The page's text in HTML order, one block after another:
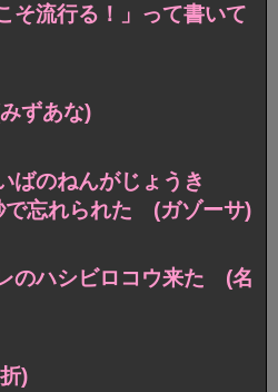
そ流行る！」って書いて
ずあな)
ばのねんがじょうき
で忘れられた (ガゾーサ)
のハシビロコウ来た (名
)